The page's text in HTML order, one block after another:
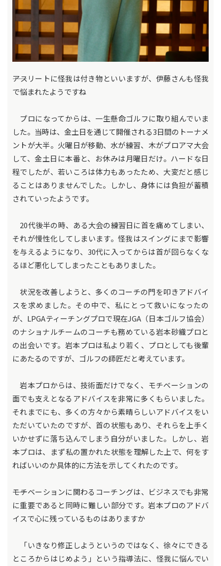
――アスリートに怪我は付き物といいますが、伊藤さんも怪我
で悩まれたようですね
プロになってからは、一生懸命ゴルフに取り組んでいま
した。当時は、金土日を通じて開催される3日間のトーナメ
ントが大半。火曜日が移動、水が練習、木がプロアマ大会
して、金土日に本番と、お休みは月曜日だけ。ハードな日
程でしたが、若いころは体力もあったため、大変だと感じ
ることはありませんでした。しかし、身体には負担が蓄積
されていったようです。
20代後半の時、ある大会の練習日に首を痛めてしまい、
それが慢性化してしまいます。怪我はスイングにまで影響
を与えるようになり、30代に入ってからは首が回らなくな
るほど悪化してしまったこともありました。
状況を改善しようと、多くのコーチの門を叩きアドバイ
スを求めました。その中で、私にとって救いになったの
が、LPGAティーチングプロで現在JGA（日本ゴルフ協会）
のナショナルチームのコーチも務めている岩本砂織プロと
の出会いです。岩本プロは私より若く、プロとしても後輩
にあたるのですが、ゴルフの師匠だと考えています。
岩本プロからは、技術面だけでなく、モチベーションの
面でも支えとなるアドバイスを非常に多くもらいました。
それまでにも、多くの方々から素晴らしいアドバイスをい
ただいていたのですが、首の状態もあり、それらを上手く
いかせずに落ち込んでしまう自分がいました。しかし、岩
本プロは、まず私の置かれた状態を理解した上で、何をす
ればいいのか具体的に方法を示してくれたのです。
――モチベーションに関わるコーチングは、ビジネスでも非常
に重要であると同時に難しい部分です。岩本プロのアドバ
イスで心に残っているものはありますか
「いきなり修正しようというのではなく、徐々にできる
ところからはじめよう」という指導法に、怪我に悩んでい